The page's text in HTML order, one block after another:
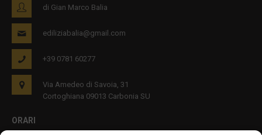
di Gian Marco Balia
ediliziabalia@gmail.com
+39 0781 60277
Via Amedeo di Savoia, 31
Cortoghiana 09013 Carbonia SU
ORARI